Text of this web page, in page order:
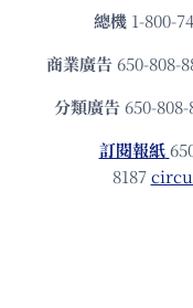
總機 1-800-
商業廣告 650-808-
分類廣告 650-
訂閱報紙
8187